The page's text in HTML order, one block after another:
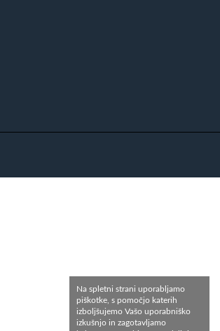
Na spletni strani uporabljamo
piškotke, s pomočjo katerih
izboljšujemo Vašo uporabniško
izkušnjo in zagotavljamo